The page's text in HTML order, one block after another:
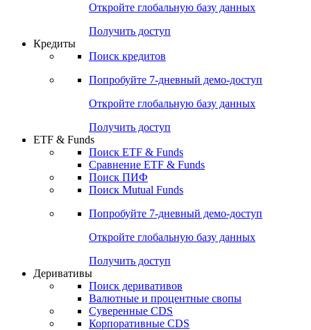
Откройте глобальную базу данных
Получить доступ
Кредиты
Поиск кредитов
Попробуйте 7-дневный демо-доступ
Откройте глобальную базу данных
Получить доступ
ETF & Funds
Поиск ETF & Funds
Сравнение ETF & Funds
Поиск ПИФ
Поиск Mutual Funds
Попробуйте 7-дневный демо-доступ
Откройте глобальную базу данных
Получить доступ
Деривативы
Поиск деривативов
Валютные и процентные свопы
Суверенные CDS
Корпоративные CDS